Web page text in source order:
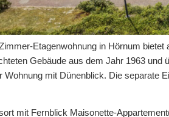
Etagenwohnung in Hörnum
Gebäude aus dem Jahr 1963 und
Wohnung mit Dünenblick. Die separate
mit Fernblick Maisonette-